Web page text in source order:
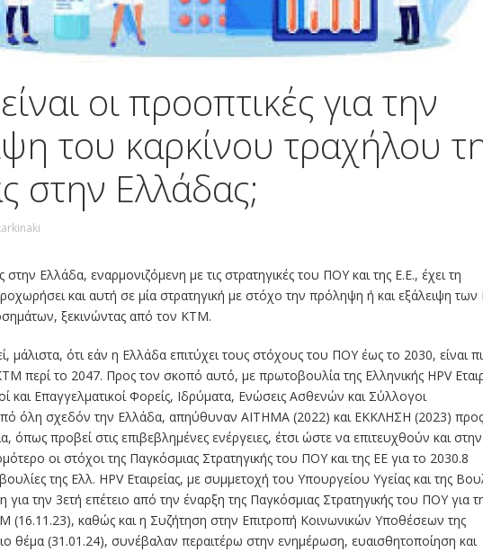
οι προοπτικές για την
του καρκίνου τραχήλου
στην Ελλάδας;
στην Ελλάδα, εναρμονιζόμενη με τις στρατηγικές του ΠΟΥ και της Ε.Ε., έχει τη
και αυτή σε μία στρατηγική με στόχο την πρόληψη ή και εξάλειψη των
ξεκινώντας από τον ΚΤΜ.
μάλιστα, ότι εάν η Ελλάδα επιτύχει τους στόχους του ΠΟΥ έως το 2030, είναι
περί το 2047. Προς τον σκοπό αυτό, με πρωτοβουλία της Ελληνικής HPV
και Επαγγελματικοί Φορείς, Ιδρύματα, Ενώσεις Ασθενών και Σύλλογοι
όλη σχεδόν την Ελλάδα, απηύθυναν ΑΙΤΗΜΑ (2022) και ΕΚΚΛΗΣΗ (2023)
όπως προβεί στις επιβεβλημένες ενέργειες, έτσι ώστε να επιτευχθούν και στην
οι στόχοι της Παγκόσμιας Στρατηγικής του ΠΟΥ και της ΕΕ για το 2030.8
της Ελλ. HPV Εταιρείας, με συμμετοχή του Υπουργείου Υγείας και της
την 3ετή επέτειο από την έναρξη της Παγκόσμιας Στρατηγικής του ΠΟΥ για
(16.11.23), καθώς και η Συζήτηση στην Επιτροπή Κοινωνικών Υποθέσεων της
θέμα (31.01.24), συνέβαλαν περαιτέρω στην ενημέρωση, ευαισθητοποίηση και